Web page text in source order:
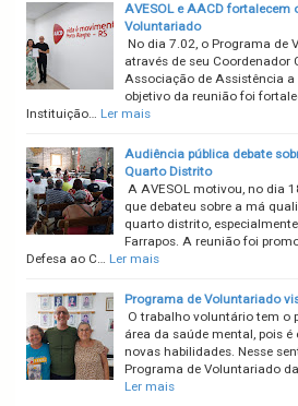
AVESOL e AACD fortalecem
Voluntariado
No dia 7.02, o Programa de
através de seu Coordenador
Associação de Assistência a
objetivo da reunião foi
Instituição… Ler mais
Audiência pública debate
Quarto Distrito
A AVESOL motivou, no dia
que debateu sobre a má
quarto distrito,
Farrapos. A reunião foi
Defesa ao C… Ler mais
Programa de Voluntariado
O trabalho voluntário tem o
área da saúde mental, pois
novas habilidades. Nesse
Programa de Voluntariado
Ler mais